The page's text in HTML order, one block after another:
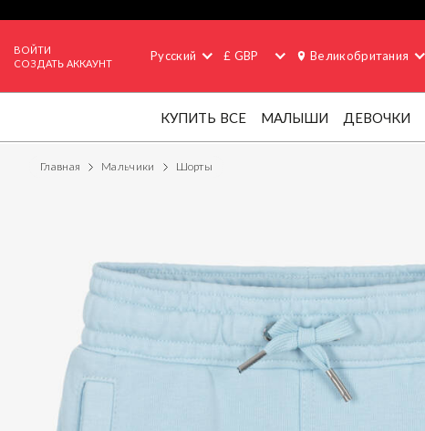
ВОЙТИ
СОЗДАТЬ АККАУНТ
Русский £ GBP Великобритания
КУПИТЬ ВСЕ МАЛЫШИ ДЕВОЧКИ
Главная Мальчики Шорты